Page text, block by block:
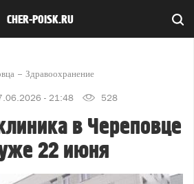
CHER-POISK.RU
Здравоохранение
- 21:48 528
в Череповце
22 июня